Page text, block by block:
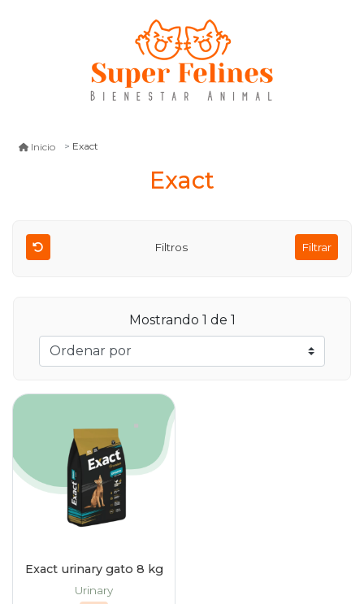
Inicio Exact
Exact
Filtros Filtrar
Mostrando 1 de 1
Exact urinary gato 8 kg
Urinary